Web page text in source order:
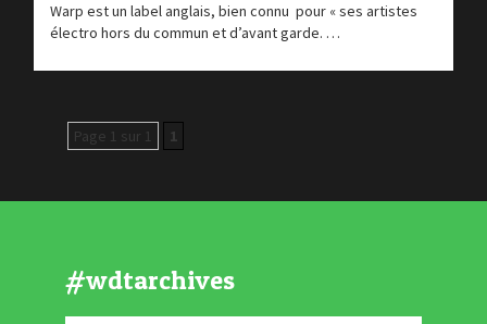
Warp est un label anglais, bien connu pour « ses artistes
électro hors du commun et d’avant garde. …
Page 1 sur 1 1
#wdtarchives